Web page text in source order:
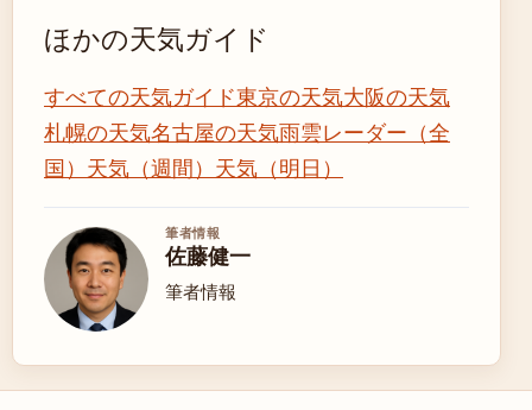
ほかの天気ガイド
すべての天気ガイド東京の天気大阪の天気
札幌の天気名古屋の天気雨雲レーダー（全
国） 天気（週間） 天気（明日）
筆者情報
佐藤健一
筆者情報